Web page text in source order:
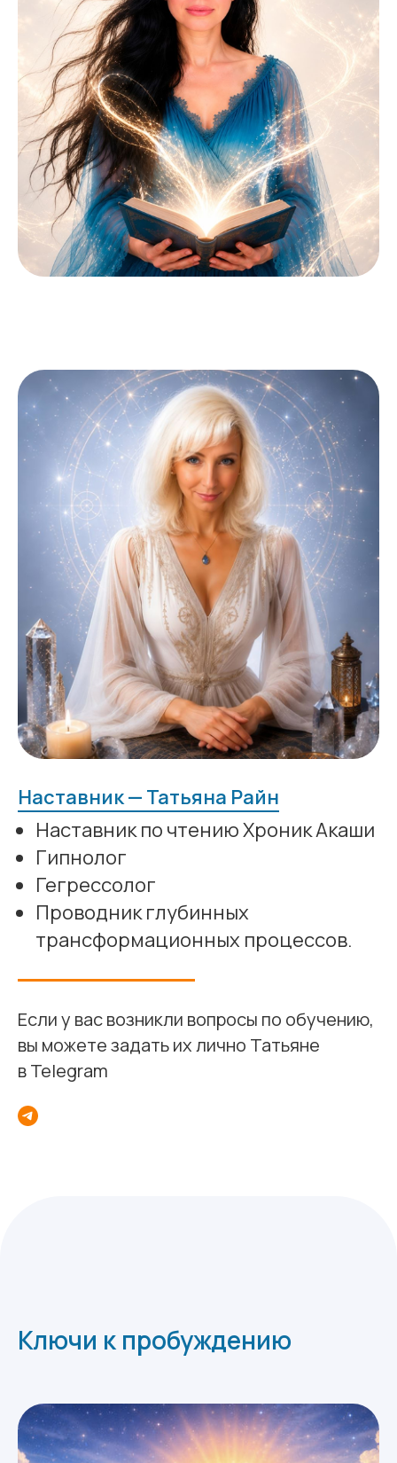
Наставник — Татьяна Райн
Наставник по чтению Хроник Акаши
Гипнолог
Гегрессолог
Проводник глубинных
трансформационных процессов.
Если у вас возникли вопросы по обучению,
вы можете задать их лично Татьяне
в Telegram
Ключи к пробуждению